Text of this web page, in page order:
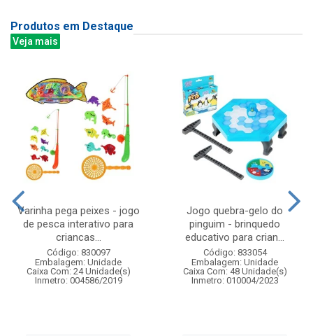
Produtos em Destaque
Veja mais
Varinha pega peixes - jogo
de pesca interativo para
criancas...
Código: 830097
Embalagem: Unidade
Caixa Com: 24 Unidade(s)
Inmetro: 004586/2019
Jogo quebra-gelo do
pinguim - brinquedo
educativo para crian...
Código: 833054
Embalagem: Unidade
Caixa Com: 48 Unidade(s)
Inmetro: 010004/2023